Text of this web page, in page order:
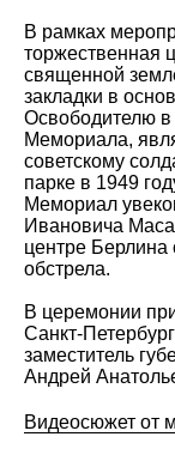
В рамках
торжественная
священной
закладки в
Освободителю в
Мемориала,
советскому
парке в 1949
Мемориал
Ивановича
центре Берлина
обстрела.
В церемонии
Санкт-
заместитель
Андрей
Видеосюжет от